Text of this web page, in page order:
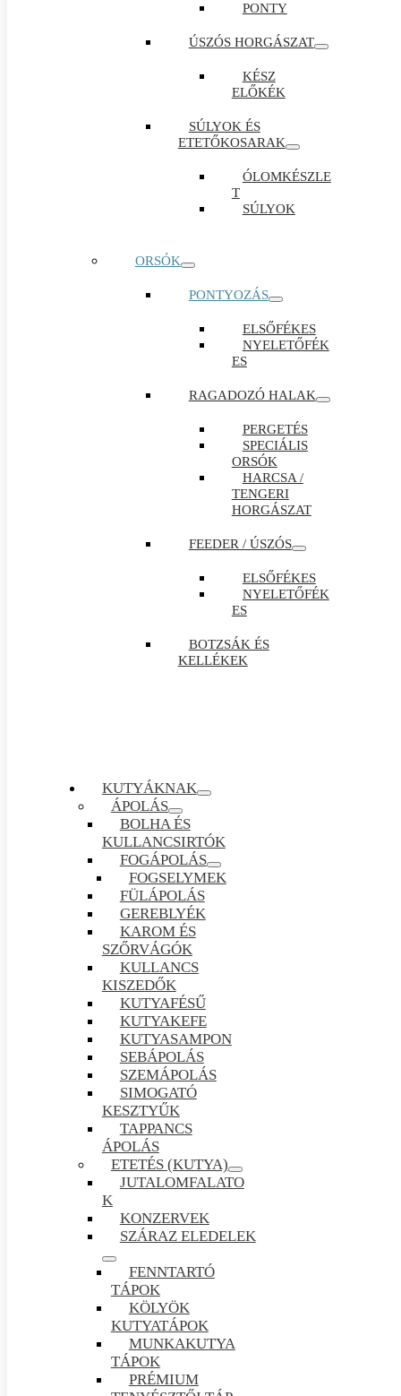
PONTY
ÚSZÓS HORGÁSZAT
KÉSZ
ELŐKÉK
SÚLYOK ÉS
ETETŐKOSARAK
ÓLOMKÉSZLE
T
SÚLYOK
ORSÓK
PONTYOZÁS
ELSŐFÉKES
NYELETŐFÉK
ES
RAGADOZÓ HALAK
PERGETÉS
SPECIÁLIS
ORSÓK
HARCSA /
TENGERI
HORGÁSZAT
FEEDER / ÚSZÓS
ELSŐFÉKES
NYELETŐFÉK
ES
BOTZSÁK ÉS
KELLÉKEK
KUTYÁKNAK
ÁPOLÁS
BOLHA ÉS
KULLANCSIRTÓK
FOGÁPOLÁS
FOGSELYMEK
FÜLÁPOLÁS
GEREBLYÉK
KAROM ÉS
SZŐRVÁGÓK
KULLANCS
KISZEDŐK
KUTYAFÉSŰ
KUTYAKEFE
KUTYASAMPON
SEBÁPOLÁS
SZEMÁPOLÁS
SIMOGATÓ
KESZTYŰK
TAPPANCS
ÁPOLÁS
ETETÉS (KUTYA)
JUTALOMFALATO
K
KONZERVEK
SZÁRAZ ELEDELEK
FENNTARTÓ
TÁPOK
KÖLYÖK
KUTYATÁPOK
MUNKAKUTYA
TÁPOK
PRÉMIUM